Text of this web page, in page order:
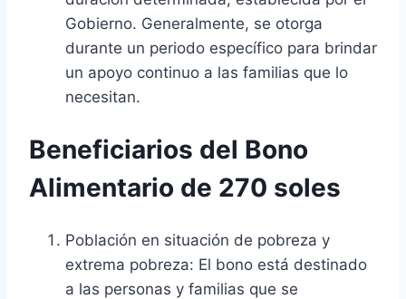
Gobierno. Generalmente, se otorga
durante un periodo específico para brindar
un apoyo continuo a las familias que lo
necesitan.
Beneficiarios del Bono
Alimentario de 270 soles
Población en situación de pobreza y
extrema pobreza: El bono está destinado
a las personas y familias que se